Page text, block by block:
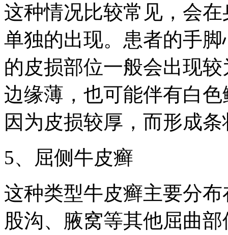
这种情况比较常见，会
单独的出现。患者的手
的皮损部位一般会出现
边缘薄，也可能伴有白
因为皮损较厚，而形成
5、屈侧牛皮癣
这种类型牛皮癣主要分
股沟、腋窝等其他屈曲